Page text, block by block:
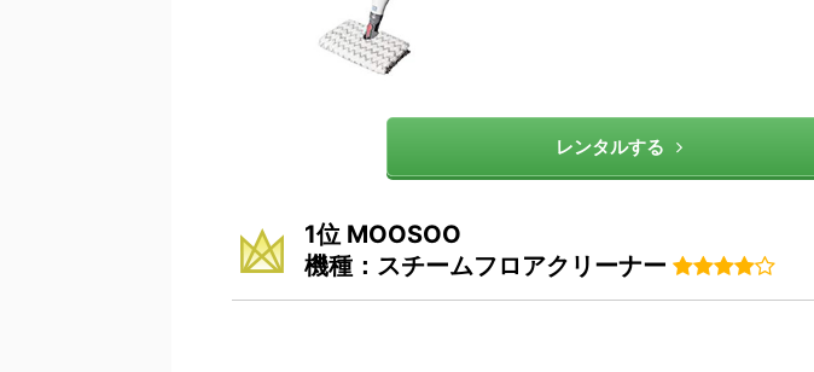
レンタルする
1位 MOOSOO
機種：スチームフロアクリーナー